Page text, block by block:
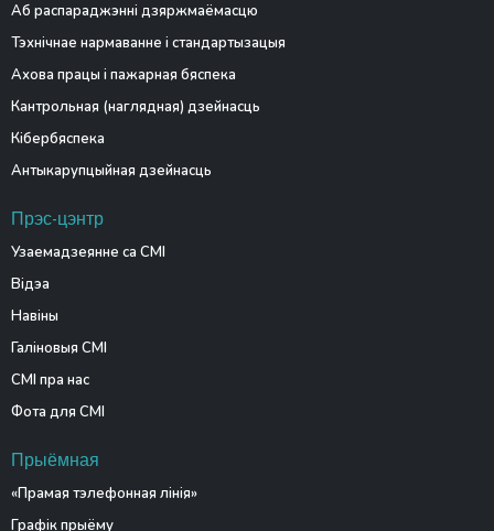
Аб распараджэнні дзяржмаёмасцю
Тэхнічнае нармаванне і стандартызацыя
Ахова працы і пажарная бяспека
Кантрольная (наглядная) дзейнасць
Кібербяспека
Антыкарупцыйная дзейнасць
Прэс-цэнтр
Узаемадзеянне са СМІ
Відэа
Навіны
Галіновыя СМІ
СМІ пра нас
Фота для СМІ
Прыёмная
«Прамая тэлефонная лінія»
Графік прыёму